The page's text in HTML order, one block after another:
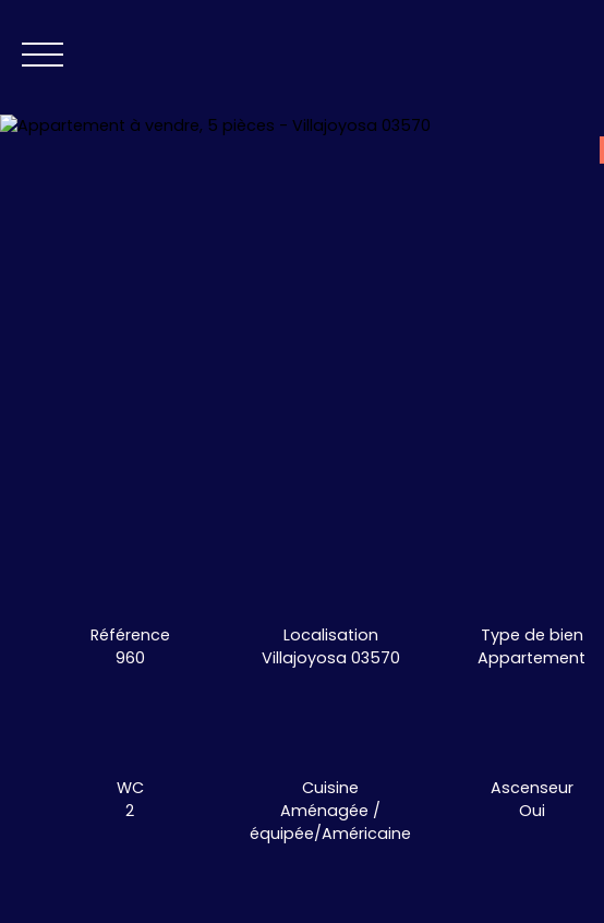
Référence
960
Localisation
Villajoyosa 03570
Type de bien
Appartement
WC
2
Cuisine
Aménagée /
équipée/Américaine
Ascenseur
Oui